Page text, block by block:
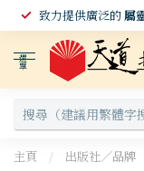
致力提供廣泛的屬
選
單
主頁 / 出版社／品牌